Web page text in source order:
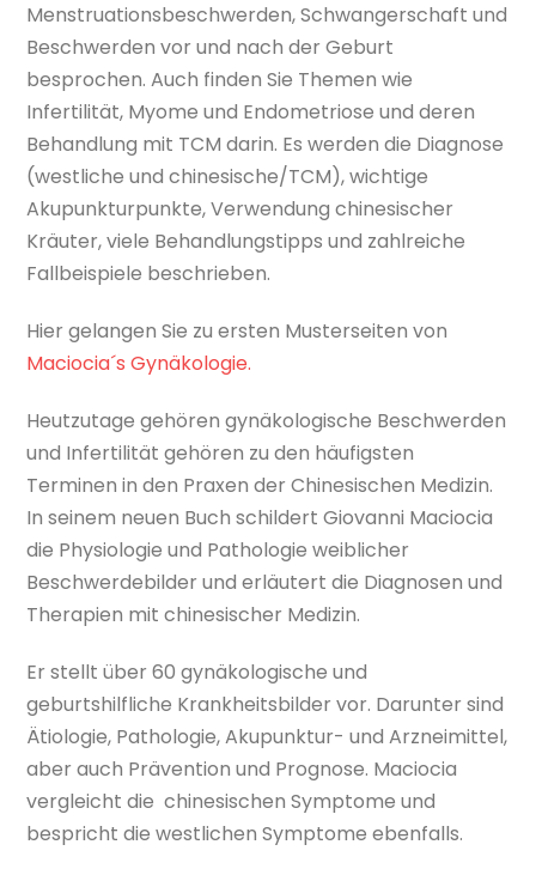
Menstruationsbeschwerden, Schwangerschaft und
Beschwerden vor und nach der Geburt
besprochen. Auch finden Sie Themen wie
Infertilität, Myome und Endometriose und deren
Behandlung mit TCM darin. Es werden die Diagnose
(westliche und chinesische/TCM), wichtige
Akupunkturpunkte, Verwendung chinesischer
Kräuter, viele Behandlungstipps und zahlreiche
Fallbeispiele beschrieben.
Hier gelangen Sie zu ersten Musterseiten von
Maciocia´s Gynäkologie.
Heutzutage gehören gynäkologische Beschwerden
und Infertilität gehören zu den häufigsten
Terminen in den Praxen der Chinesischen Medizin.
In seinem neuen Buch schildert Giovanni Maciocia
die Physiologie und Pathologie weiblicher
Beschwerdebilder und erläutert die Diagnosen und
Therapien mit chinesischer Medizin.
Er stellt über 60 gynäkologische und
geburtshilfliche Krankheitsbilder vor. Darunter sind
Ätiologie, Pathologie, Akupunktur- und Arzneimittel,
aber auch Prävention und Prognose. Maciocia
vergleicht die chinesischen Symptome und
bespricht die westlichen Symptome ebenfalls.